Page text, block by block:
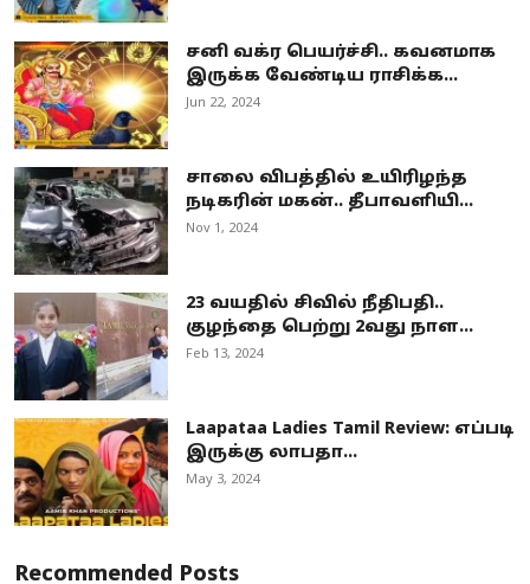
சனி வக்ர பெயர்ச்சி.. கவனமாக
இருக்க வேண்டிய ராசிக்க...
Jun 22, 2024
சாலை விபத்தில் உயிரிழந்த
நடிகரின் மகன்.. தீபாவளியி...
Nov 1, 2024
23 வயதில் சிவில் நீதிபதி..
குழந்தை பெற்று 2வது நாள...
Feb 13, 2024
Laapataa Ladies Tamil Review: எப்படி
இருக்கு லாபதா...
May 3, 2024
Recommended Posts